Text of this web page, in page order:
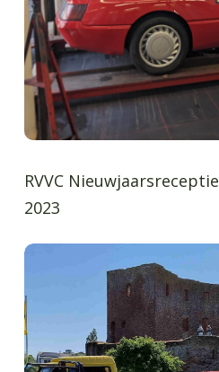
RVVC Nieuwjaarsreceptie
2023